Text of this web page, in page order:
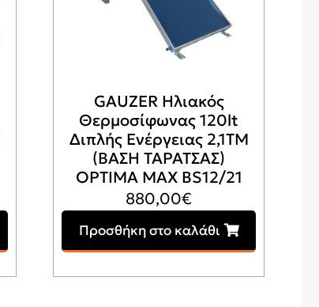
GAUZER Ηλιακός
Θερμοσίφωνας 120lt
Διπλής Ενέργειας 2,1ΤΜ
(ΒΑΣΗ ΤΑΡΑΤΣΑΣ)
OPTIMA MAX BS12/21
880,00€
Προσθήκη στο καλάθι